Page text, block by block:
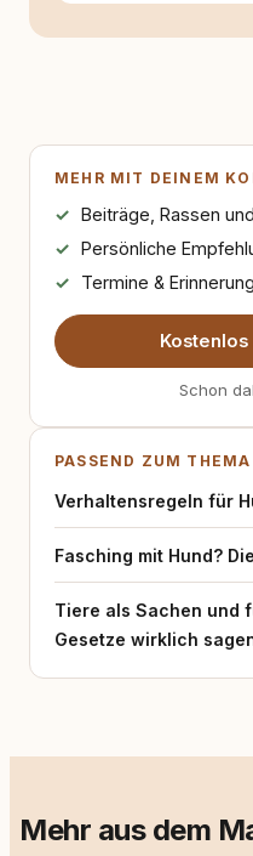
Ziel ist eine
Perspektiven
für mich eine
kontextualisiert
arbeite ich seit
und
die Märkische
Tätigkeit in
berichtet, unter
Auswirkungen
Herausgeber
ist dabei eine
und Hund als
MEHR MIT DEINEM
Beiträge, Rassen
Persönliche
Termine &
Schon
PASSEND ZUM THEMA
Verhaltensregeln für
Fasching mit Hund?
Tiere als Sachen und
Gesetze wirklich
Mehr aus dem